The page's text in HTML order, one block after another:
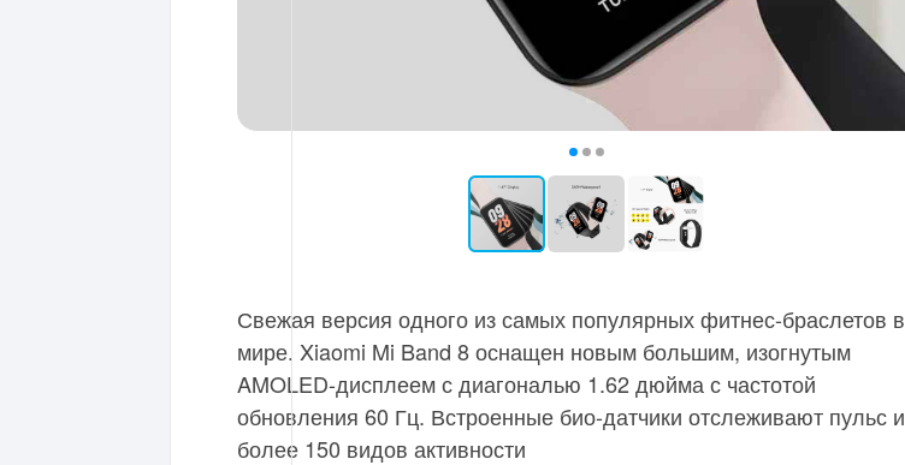
Свежая версия одного из самых популярных фитнес-браслетов в
мире. Xiaomi Mi Band 8 оснащен новым большим, изогнутым
AMOLED-дисплеем с диагональю 1.62 дюйма с частотой
обновления 60 Гц. Встроенные био-датчики отслеживают пульс и
более 150 видов активности